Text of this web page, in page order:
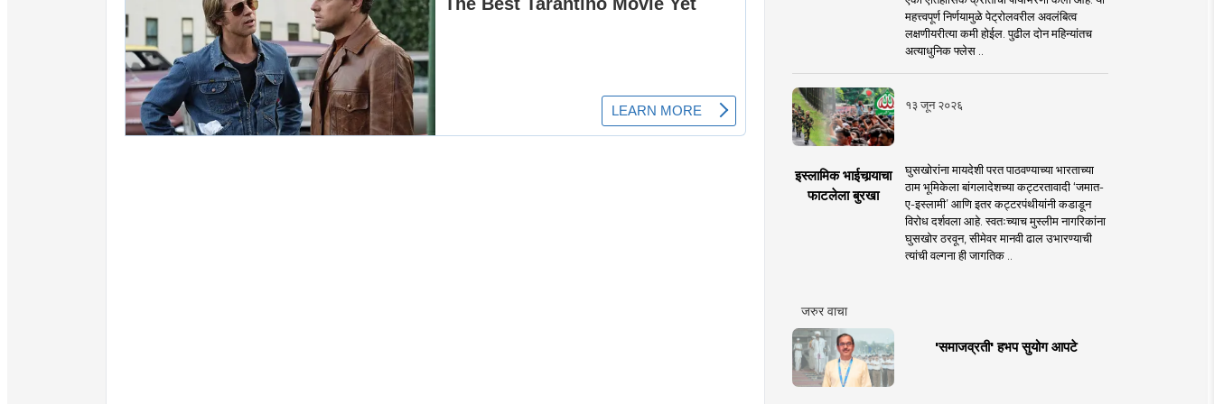
महत्त्वपूर्ण निर्णयामुळे पेट्रोलवरील अवलंबित्व
लक्षणीयरीत्या कमी होईल. पुढील दोन महिन्यांतच
अत्याधुनिक फ्लेस ..
१३ जून २०२६
इस्लामिक भाईचार्‍याचा
फाटलेला बुरखा
घुसखोरांना मायदेशी परत पाठवण्याच्या भारताच्या
ठाम भूमिकेला बांगलादेशच्या कट्टरतावादी ‘जमात-
ए-इस्लामी’ आणि इतर कट्टरपंथीयांनी कडाडून
विरोध दर्शवला आहे. स्वतःच्याच मुस्लीम नागरिकांना
घुसखोर ठरवून, सीमेवर मानवी ढाल उभारण्याची
त्यांची वल्गना ही जागतिक ..
जरुर वाचा
'समाजव्रती' हभप सुयोग आपटे